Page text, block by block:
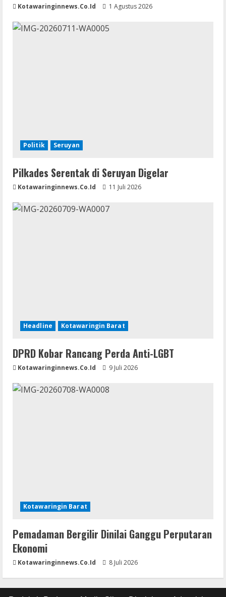
Kotawaringinnews.co.id 1 Agustus 2026
Politik Seruyan
Pilkades Serentak di Seruyan Digelar
Kotawaringinnews.co.id 11 Juli 2026
Headline Kotawaringin Barat
DPRD Kobar Rancang Perda Anti-LGBT
Kotawaringinnews.co.id 9 Juli 2026
Kotawaringin Barat
Pemadaman Bergilir Dinilai Ganggu Perputaran
Ekonomi
Kotawaringinnews.co.id 8 Juli 2026